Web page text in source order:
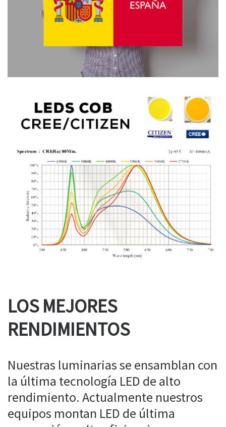
LOS MEJORES
RENDIMIENTOS
Nuestras luminarias se ensamblan con
la última tecnología LED de alto
rendimiento. Actualmente nuestros
equipos montan LED de última